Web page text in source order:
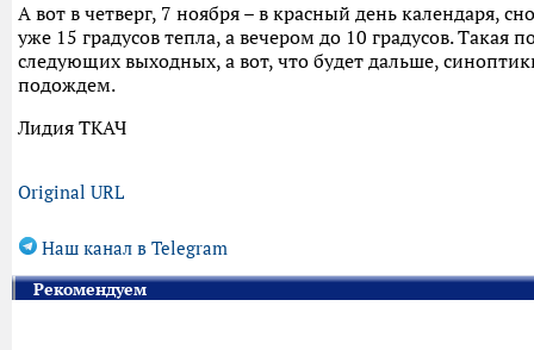
А вот в четверг, 7 ноября – в красный день календаря,
уже 15 градусов тепла, а вечером до 10 градусов. Такая
следующих выходных, а вот, что будет дальше,
подождем.
Лидия ТКАЧ
Original URL
Наш канал в Telegram
Рекомендуем